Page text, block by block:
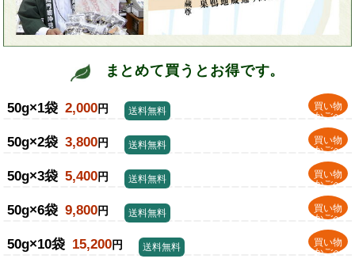
まとめて買うとお得です。
50g×1袋 2,000円
買い物
かごへ
送料無料
50g×2袋 3,800円
買い物
かごへ
送料無料
50g×3袋 5,400円
買い物
かごへ
送料無料
50g×6袋 9,800円
買い物
かごへ
送料無料
50g×10袋 15,200円
買い物
かごへ
送料無料